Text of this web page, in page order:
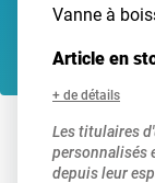
Vanne à
Article en
+ de détails
Les titulaires
personnalisés
depuis leur